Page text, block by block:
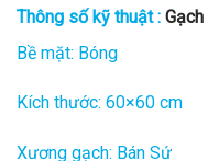
Thông số kỹ thuật :
Bề mặt: Bóng
Kích thước: 60×60 cm
Xương gạch: Bán Sứ